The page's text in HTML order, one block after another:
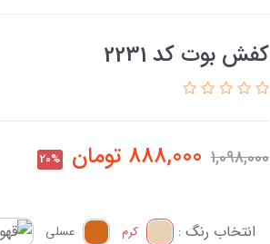
کفش بوت کد 2231
1,098,000
888,000 تومان 20%
انتخاب رنگ : کرم عسلی